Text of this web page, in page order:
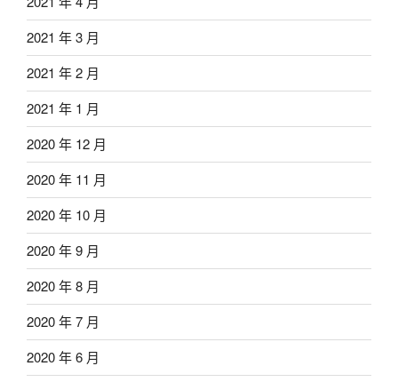
2021 年 3 月
2021 年 2 月
2021 年 1 月
2020 年 12 月
2020 年 11 月
2020 年 10 月
2020 年 9 月
2020 年 8 月
2020 年 7 月
2020 年 6 月